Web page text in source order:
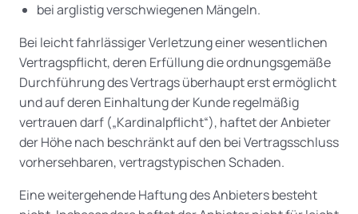
bei arglistig verschwiegenen Mängeln.
Bei leicht fahrlässiger Verletzung einer wesentlichen
Vertragspflicht, deren Erfüllung die ordnungsgemäße
Durchführung des Vertrags überhaupt erst ermöglicht
und auf deren Einhaltung der Kunde regelmäßig
vertrauen darf („Kardinalpflicht“), haftet der Anbieter
der Höhe nach beschränkt auf den bei Vertragsschluss
vorhersehbaren, vertragstypischen Schaden.
Eine weitergehende Haftung des Anbieters besteht